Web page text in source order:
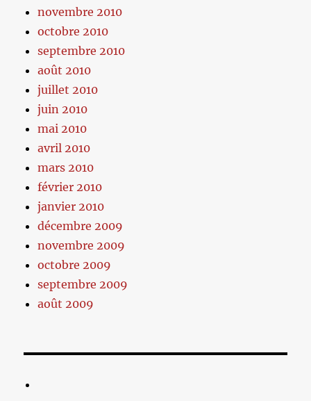
novembre 2010
octobre 2010
septembre 2010
août 2010
juillet 2010
juin 2010
mai 2010
avril 2010
mars 2010
février 2010
janvier 2010
décembre 2009
novembre 2009
octobre 2009
septembre 2009
août 2009